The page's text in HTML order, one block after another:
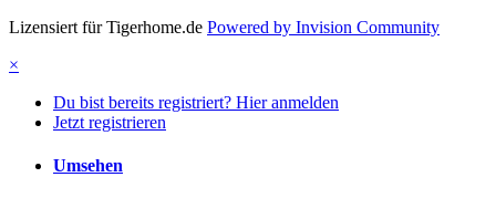
Lizensiert für Tigerhome.de Powered by Invision Community
×
Du bist bereits registriert? Hier anmelden
Jetzt registrieren
Umsehen